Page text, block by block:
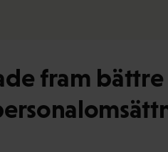
fram bättre